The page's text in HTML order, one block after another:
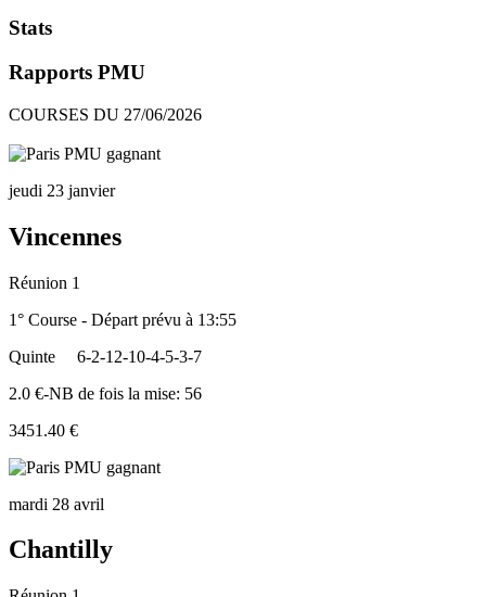
Stats
Rapports PMU
COURSES DU 27/06/2026
jeudi 23 janvier
Vincennes
Réunion 1
1° Course - Départ prévu à 13:55
Quinte
6-2-12-10-4-5-3-7
2.0 €-NB de fois la mise: 56
3451.40 €
mardi 28 avril
Chantilly